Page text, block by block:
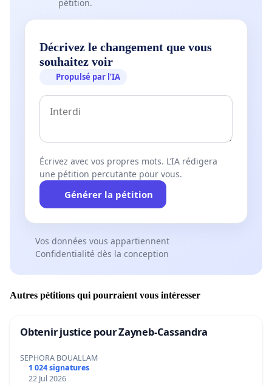
pétition.
Décrivez le changement que vous
souhaitez voir
Propulsé par l’IA
Écrivez avec vos propres mots. L’IA rédigera
une pétition percutante pour vous.
Générer la pétition
Vos données vous appartiennent
Confidentialité dès la conception
Autres pétitions qui pourraient vous intéresser
Obtenir justice pour Zayneb-Cassandra
SEPHORA BOUALLAM
1 024 signatures
22 Jul 2026